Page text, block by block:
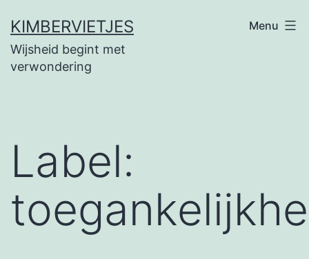
naar
de
KIMBERVIETJES
Wijsheid begint met
verwondering
Menu
Label: